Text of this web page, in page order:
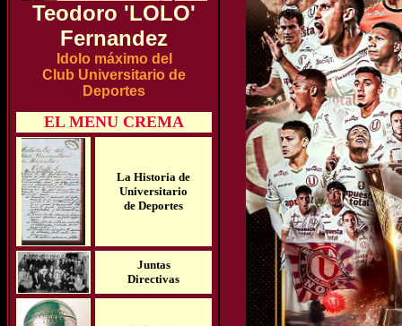
Teodoro 'LOLO'
Fernandez
Idolo máximo del
Club Universitario de
Deportes
EL MENU CREMA
La Historia de
Universitario
de Deportes
Juntas
Directivas